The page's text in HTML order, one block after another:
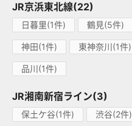
JR京浜東北線(22)
日暮里(1件) 鶴見(5件)
神田(1件) 東神奈川(1件)
品川(1件)
JR湘南新宿ライン(3)
保土ケ谷(1件) 渋谷(2件)